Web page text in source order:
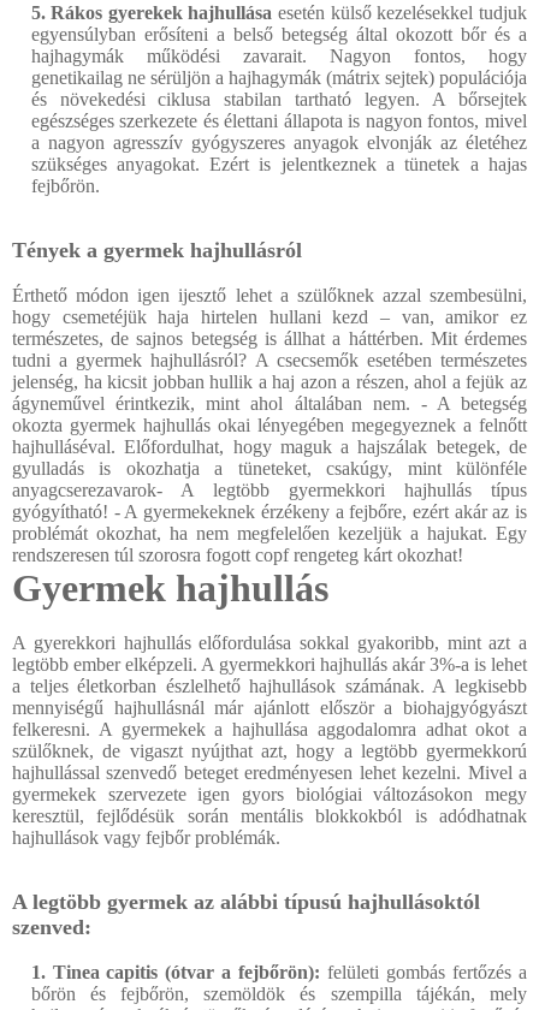
5. Rákos gyerekek hajhullása esetén külső kezelésekkel tudjuk
egyensúlyban erősíteni a belső betegség által okozott bőr és a
hajhagymák működési zavarait. Nagyon fontos, hogy
genetikailag ne sérüljön a hajhagymák (mátrix sejtek) populációja
és növekedési ciklusa stabilan tartható legyen. A bőrsejtek
egészséges szerkezete és élettani állapota is nagyon fontos, mivel
a nagyon agresszív gyógyszeres anyagok elvonják az életéhez
szükséges anyagokat. Ezért is jelentkeznek a tünetek a hajas
fejbőrön.
Tények a gyermek hajhullásról
Érthető módon igen ijesztő lehet a szülőknek azzal szembesülni,
hogy csemetéjük haja hirtelen hullani kezd – van, amikor ez
természetes, de sajnos betegség is állhat a háttérben. Mit érdemes
tudni a gyermek hajhullásról? A csecsemők esetében természetes
jelenség, ha kicsit jobban hullik a haj azon a részen, ahol a fejük az
ágyneművel érintkezik, mint ahol általában nem. - A betegség
okozta gyermek hajhullás okai lényegében megegyeznek a felnőtt
hajhulláséval. Előfordulhat, hogy maguk a hajszálak betegek, de
gyulladás is okozhatja a tüneteket, csakúgy, mint különféle
anyagcserezavarok- A legtöbb gyermekkori hajhullás típus
gyógyítható! - A gyermekeknek érzékeny a fejbőre, ezért akár az is
problémát okozhat, ha nem megfelelően kezeljük a hajukat. Egy
rendszeresen túl szorosra fogott copf rengeteg kárt okozhat!
Gyermek hajhullás
A gyerekkori hajhullás előfordulása sokkal gyakoribb, mint azt a
legtöbb ember elképzeli. A gyermekkori hajhullás akár 3%-a is lehet
a teljes életkorban észlelhető hajhullások számának. A legkisebb
mennyiségű hajhullásnál már ajánlott először a biohajgyógyászt
felkeresni. A gyermekek a hajhullása aggodalomra adhat okot a
szülőknek, de vigaszt nyújthat azt, hogy a legtöbb gyermekkorú
hajhullással szenvedő beteget eredményesen lehet kezelni. Mivel a
gyermekek szervezete igen gyors biológiai változásokon megy
keresztül, fejlődésük során mentális blokkokból is adódhatnak
hajhullások vagy fejbőr problémák.
A legtöbb gyermek az alábbi típusú hajhullásoktól
szenved:
1. Tinea capitis (ótvar a fejbőrön): felületi gombás fertőzés a
bőrön és fejbőrön, szemöldök és szempilla tájékán, mely